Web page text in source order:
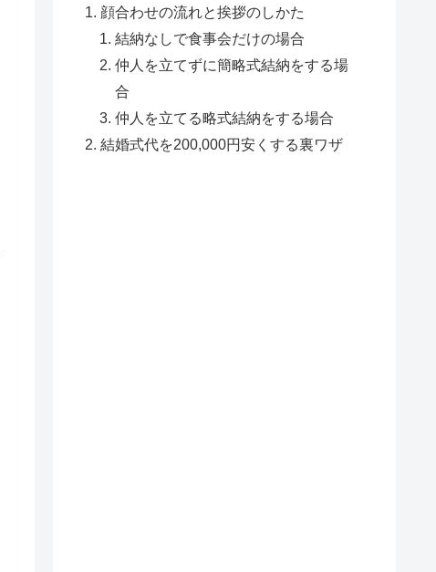
顔合わせの流れと挨拶のしかた
結納なしで食事会だけの場合
仲人を立てずに簡略式結納をする場
合
仲人を立てる略式結納をする場合
結婚式代を200,000円安くする裏ワザ